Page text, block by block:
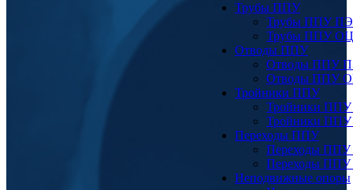
Трубы ППУ
Трубы ППУ ПЭ
Трубы ППУ ОЦ
Отводы ППУ
Отводы ППУ
Отводы ППУ
Тройники ППУ
Тройники
Тройники
Переходы ППУ
Переходы
Переходы
Неподвижные опоры